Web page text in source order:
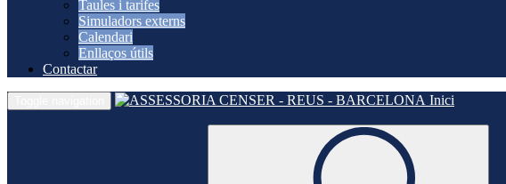
Taules i tarifes
Simuladors externs
Calendari
Enllaços útils
Contactar
Inici